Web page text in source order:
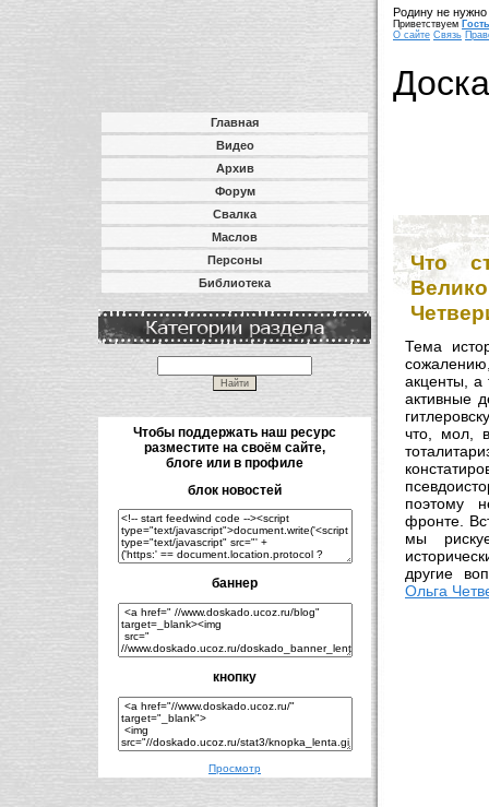
Главная
Видео
Архив
Форум
Свалка
Маслов
Персоны
Библиотека
Чтобы поддержать наш ресурс
разместите на своём сайте,
блоге или в профиле
блок новостей
баннер
кнопку
Просмотр
Родину не нужно
Приветствуем Гость
О сайте Связь
Что
Тема
акценты, а
активные
что, мол,
поэтому
фронте.
мы
другие
Ольга